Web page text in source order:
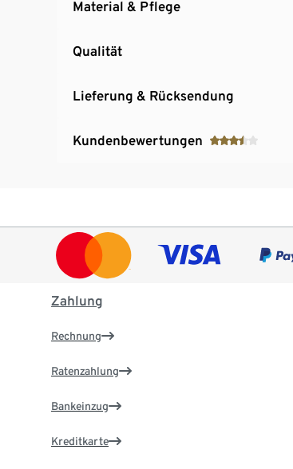
Material & Pflege
Qualität
Lieferung & Rücksendung
Kundenbewertungen
Zahlung
Rechnung
Ratenzahlung
Bankeinzug
Kreditkarte